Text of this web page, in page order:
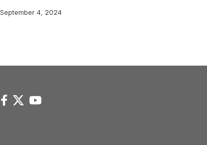
September 4, 2024